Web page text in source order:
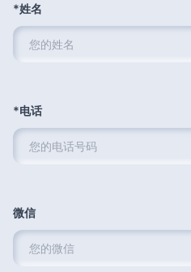
*姓名
*电话
微信